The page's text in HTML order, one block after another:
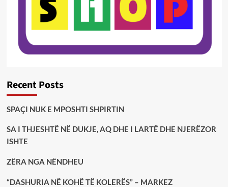
Recent Posts
SPAÇI NUK E MPOSHTI SHPIRTIN
SA I THJESHTË NË DUKJE, AQ DHE I LARTË DHE NJERËZOR
ISHTE
ZËRA NGA NËNDHEU
“DASHURIA NË KOHË TË KOLERËS” – MARKEZ